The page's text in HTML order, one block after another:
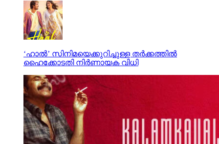
‘ഹാല്‍’ സിനിമയെക്കുറിച്ചുള്ള തര്‍ക്കത്തില്‍
ഹൈക്കോടതി നിര്‍ണായക വിധി